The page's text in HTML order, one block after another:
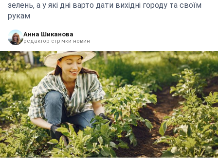
зелень, а у які дні варто дати вихідні городу та своїм
рукам
Анна Шиканова
редактор стрічки новин